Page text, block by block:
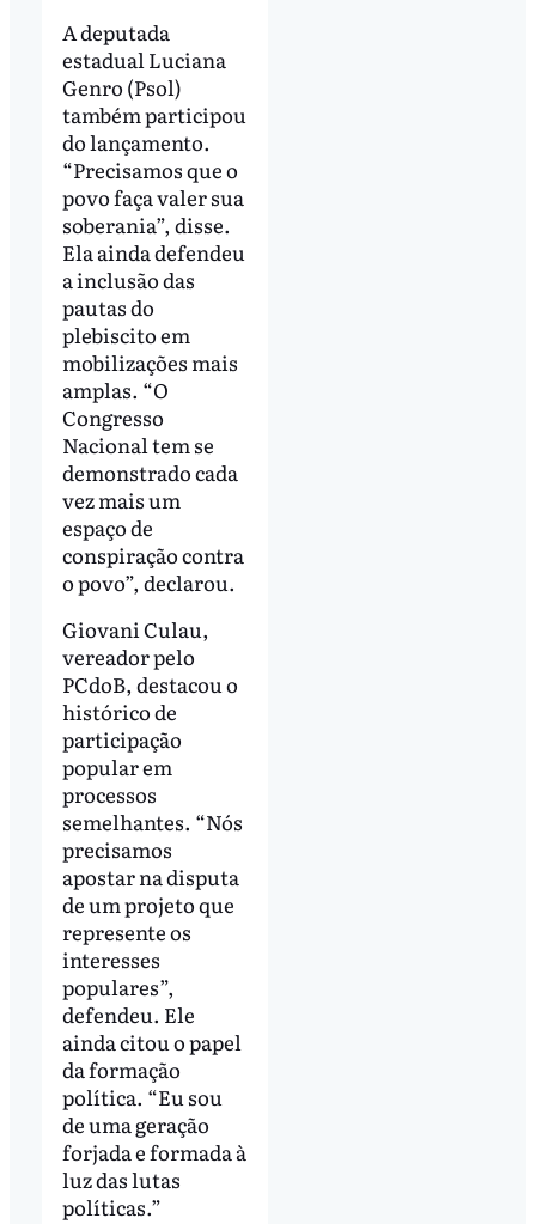
A deputada
estadual Luciana
Genro (Psol)
também participou
do lançamento.
“Precisamos que o
povo faça valer sua
soberania”, disse.
Ela ainda defendeu
a inclusão das
pautas do
plebiscito em
mobilizações mais
amplas. “O
Congresso
Nacional tem se
demonstrado cada
vez mais um
espaço de
conspiração contra
o povo”, declarou.
Giovani Culau,
vereador pelo
PCdoB, destacou o
histórico de
participação
popular em
processos
semelhantes. “Nós
precisamos
apostar na disputa
de um projeto que
represente os
interesses
populares”,
defendeu. Ele
ainda citou o papel
da formação
política. “Eu sou
de uma geração
forjada e formada à
luz das lutas
políticas.”